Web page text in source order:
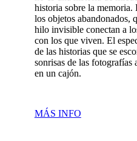
historia sobre la memoria.
los objetos abandonados,
hilo invisible conectan a
con los que viven. El
de las historias que se
sonrisas de las fotografías
en un cajón.
MÁS INFO